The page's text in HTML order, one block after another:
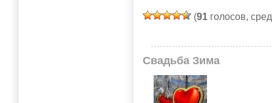
(91 голосов,
Свадьба Зима